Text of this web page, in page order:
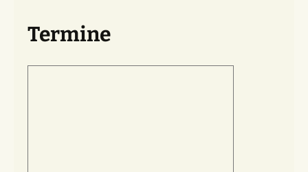
Termine